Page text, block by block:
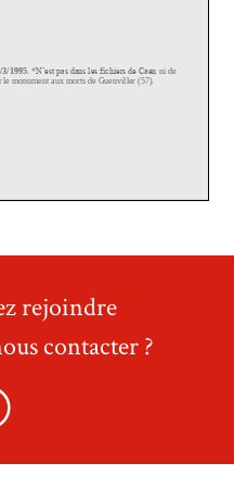
rejoindre
contacter ?